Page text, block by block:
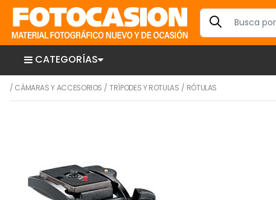
CATEGORÍAS
/ CÁMARAS Y ACCESORIOS /TRÍPODES Y ROTULAS / RÓTULAS